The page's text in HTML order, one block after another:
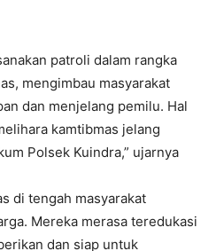
patroli dalam rangka
mengimbau masyarakat
dan menjelang pemilu. Hal
kamtibmas jelang
Polsek Kuindra,” ujarnya
di tengah masyarakat
Mereka merasa teredukasi
dan siap untuk